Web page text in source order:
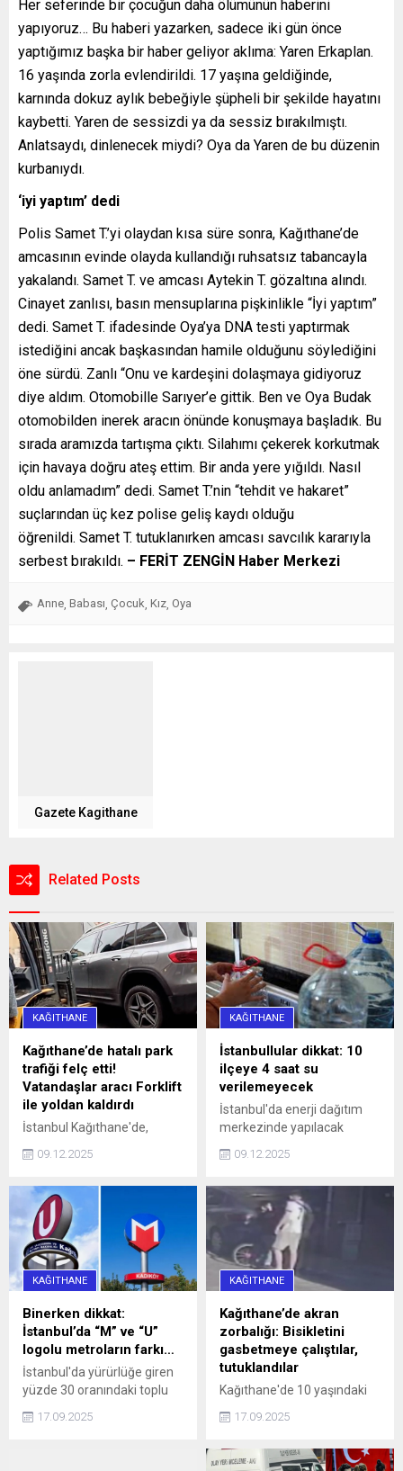
Her seferinde bir çocuğun daha ölümünün haberini
yapıyoruz… Bu haberi yazarken, sadece iki gün önce
yaptığımız başka bir haber geliyor aklıma: Yaren Erkaplan.
16 yaşında zorla evlendirildi. 17 yaşına geldiğinde,
karnında dokuz aylık bebeğiyle şüpheli bir şekilde hayatını
kaybetti. Yaren de sessizdi ya da sessiz bırakılmıştı.
Anlatsaydı, dinlenecek miydi? Oya da Yaren de bu düzenin
kurbanıydı.
‘iyi yaptım’ dedi
Polis Samet T.’yi olaydan kısa süre sonra, Kağıthane’de
amcasının evinde olayda kullandığı ruhsatsız tabancayla
yakalandı. Samet T. ve amcası Aytekin T. gözaltına alındı.
Cinayet zanlısı, basın mensuplarına pişkinlikle “İyi yaptım”
dedi. Samet T. ifadesinde Oya’ya DNA testi yaptırmak
istediğini ancak başkasından hamile olduğunu söylediğini
öne sürdü. Zanlı “Onu ve kardeşini dolaşmaya gidiyoruz
diye aldım. Otomobille Sarıyer’e gittik. Ben ve Oya Budak
otomobilden inerek aracın önünde konuşmaya başladık. Bu
sırada aramızda tartışma çıktı. Silahımı çekerek korkutmak
için havaya doğru ateş ettim. Bir anda yere yığıldı. Nasıl
oldu anlamadım” dedi. Samet T.’nin “tehdit ve hakaret”
suçlarından üç kez polise geliş kaydı olduğu
öğrenildi. Samet T. tutuklanırken amcası savcılık kararıyla
serbest bırakıldı. – FERİT ZENGİN Haber Merkezi
Anne, Babası, Çocuk, Kız, Oya
Gazete Kagithane
Related Posts
KAĞITHANE
Kağıthane’de hatalı park
trafiği felç etti!
Vatandaşlar aracı Forklift
ile yoldan kaldırdı
İstanbul Kağıthane'de,
saat 16.00 sularında 34 SS
hatalı park nedeniyle
caddeyi araç trafiğine
kapattı. Araç sürücüleri ile
halk otobüsündeki
yurttaşlar, uzun bir süre
aracın sürücüsüne
ulaşmaya ...
09.12.2025
KAĞITHANE
İstanbullular dikkat: 10
ilçeye 4 saat su
verilemeyecek
İstanbul'da enerji dağıtım
merkezinde yapılacak
10 ilçeye 4 saat su
09.12.2025
KAĞITHANE
Binerken dikkat:
İstanbul’da “M” ve “U”
logolu metroların farkı…
İstanbul'da yürürlüğe giren
yüzde 30 oranındaki toplu
ulaşım zammı, 'U' logolu
metrolar ve Marmaray'da
17.09.2025
KAĞITHANE
Kağıthane’de akran
zorbalığı: Bisikletini
gasbetmeye çalıştılar,
tutuklandılar
Kağıthane'de 10 yaşındaki
çocuğun bisikletini
gasbetmeye çalışan 16 ve
darbettikleri gerekçesiyle
17.09.2025